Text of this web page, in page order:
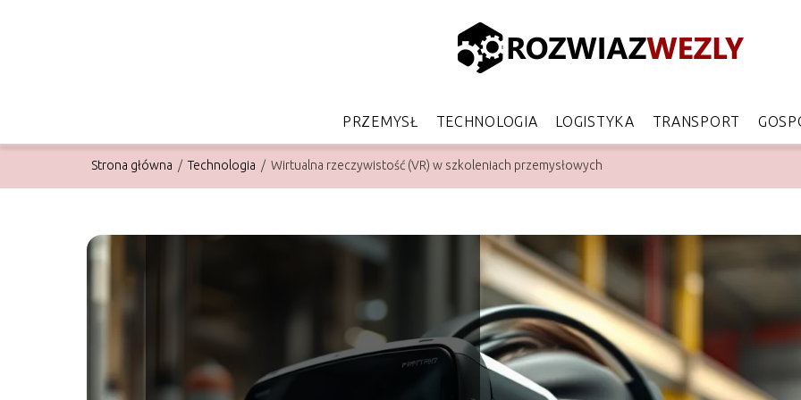
PRZEMYSŁ TECHNOLOGIA LOGISTYKA TRANSPORT
Strona główna / Technologia / Wirtualna rzeczywistość (VR) w szkoleniach przemysłowych